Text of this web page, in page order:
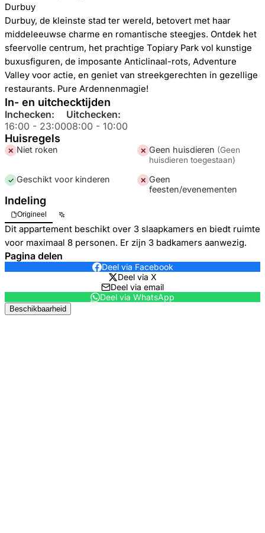
Durbuy
Durbuy, de kleinste stad ter wereld, betovert met haar
middeleeuwse charme en romantische steegjes. Ontdek het
sfeervolle centrum, het prachtige Topiary Park vol kunstige
buxusfiguren, de imposante Anticlinaal-rots, Adventure
Valley voor actie, en geniet van streekgerechten in gezellige
restaurants. Pure Ardennenmagie!
In- en uitchecktijden
Inchecken:
16:00 - 23:00
Uitchecken:
08:00 - 10:00
Huisregels
✕ Niet roken ✕ Geen huisdieren (Geen
huisdieren toegestaan)
✓ Geschikt voor kinderen ✕ Geen
feesten/evenementen
Indeling
Origineel
Dit appartement beschikt over 3 slaapkamers en biedt ruimte
voor maximaal 8 personen. Er zijn 3 badkamers aanwezig.
Pagina delen
Deel via Facebook
Deel via X
Deel via email
Deel via WhatsApp
Beschikbaarheid